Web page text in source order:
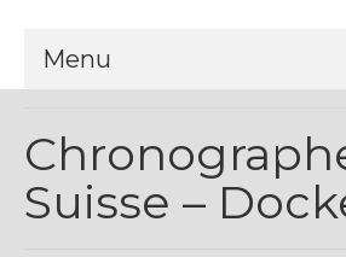
Menu
Contact
Espace Clients
Suisse –